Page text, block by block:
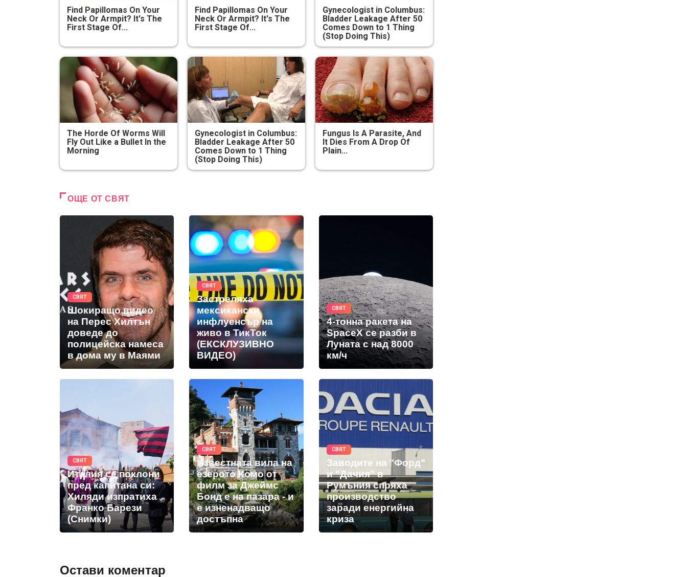
Find Papillomas On Your
Neck Or Armpit? It's The
First Stage Of...
Find Papillomas On Your
Neck Or Armpit? It's The
First Stage Of...
Gynecologist in Columbus:
Bladder Leakage After 50
Comes Down to 1 Thing
(Stop Doing This)
The Horde Of Worms Will
Fly Out Like a Bullet In the
Morning
Gynecologist in Columbus:
Bladder Leakage After 50
Comes Down to 1 Thing
(Stop Doing This)
Fungus Is A Parasite, And
It Dies From A Drop Of
Plain...
ОЩЕ ОТ СВЯТ
СВЯТ
Шокиращо видео
на Перес Хилтън
доведе до
полицейска намеса
в дома му в Маями
СВЯТ
Застреляха
мексикански
инфлуенсър на
живо в ТикТок
(ЕКСКЛУЗИВНО
ВИДЕО)
СВЯТ
4-тонна ракета на
SpaceX се разби в
Луната с над 8000
км/ч
СВЯТ
Италия се поклони
пред капитана си:
Хиляди изпратиха
Франко Барези
(Снимки)
СВЯТ
Известната вила на
езерото Комо от
филм за Джеймс
Бонд е на пазара - и
е изненадващо
достъпна
СВЯТ
Заводите на "Форд"
и "Дачия" в
Румъния спряха
производство
заради енергийна
криза
Остави коментар